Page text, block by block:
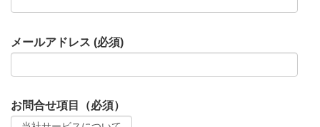
メールアドレス (必須)
お問合せ項目（必須）